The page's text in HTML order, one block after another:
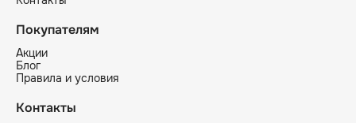
Покупателям
Акции
Блог
Правила и условия
Контакты